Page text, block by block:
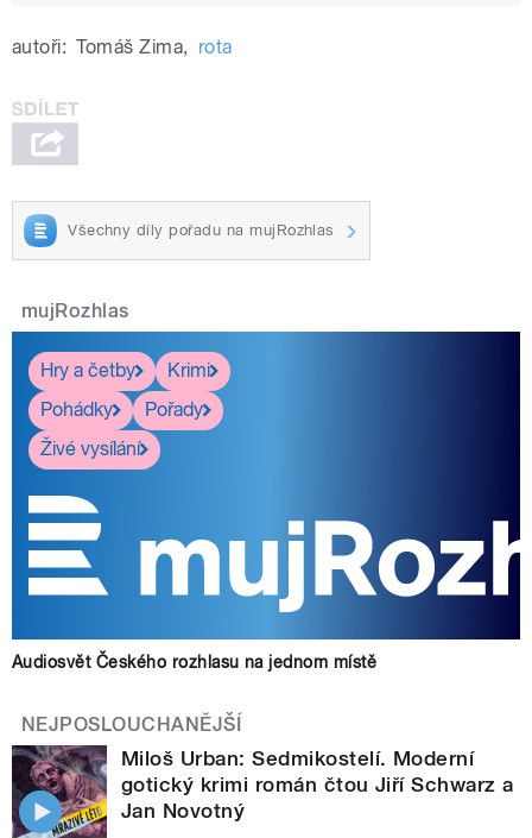
autoři: Tomáš Zima, rota
Všechny díly pořadu na mujRozhlas
mujRozhlas
Hry a četby
Krimi
Pohádky
Pořady
Živé vysílání
Audiosvět Českého rozhlasu na jednom místě
NEJPOSLOUCHANĚJŠÍ
Miloš Urban: Sedmikostelí. Moderní
gotický krimi román čtou Jiří Schwarz a
Jan Novotný